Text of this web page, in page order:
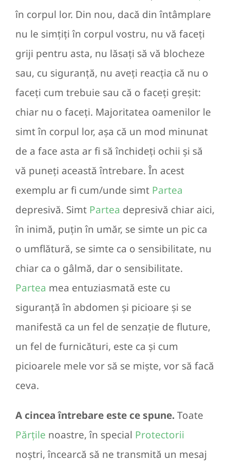
în corpul lor. Din nou, dacă din întâmplare
nu le simțiți în corpul vostru, nu vă faceți
griji pentru asta, nu lăsați să vă blocheze
sau, cu siguranță, nu aveți reacția că nu o
faceți cum trebuie sau că o faceți greșit:
chiar nu o faceți. Majoritatea oamenilor le
simt în corpul lor, așa că un mod minunat
de a face asta ar fi să închideți ochii și să
vă puneți această întrebare. În acest
exemplu ar fi cum/unde simt Partea
depresivă. Simt Partea depresivă chiar aici,
în inimă, puțin în umăr, se simte un pic ca
o umflătură, se simte ca o sensibilitate, nu
chiar ca o gâlmă, dar o sensibilitate.
Partea mea entuziasmată este cu
siguranță în abdomen și picioare și se
manifestă ca un fel de senzație de fluture,
un fel de furnicături, este ca și cum
picioarele mele vor să se miște, vor să facă
ceva.
A cincea întrebare este ce spune.Toate
Părțile noastre, în special Protectorii
noștri, încearcă să ne transmită un mesaj